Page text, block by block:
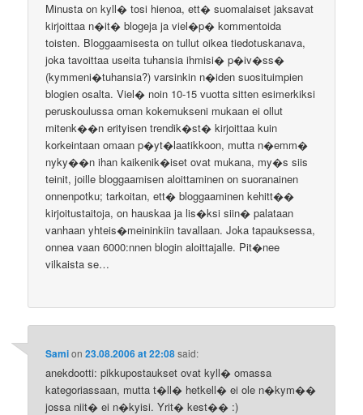
Minusta on kyll� tosi hienoa, ett� suomalaiset jaksavat
kirjoittaa n�it� blogeja ja viel�p� kommentoida
toisten. Bloggaamisesta on tullut oikea tiedotuskanava,
joka tavoittaa useita tuhansia ihmisi� p�iv�ss�
(kymmeni�tuhansia?) varsinkin n�iden suosituimpien
blogien osalta. Viel� noin 10-15 vuotta sitten esimerkiksi
peruskoulussa oman kokemukseni mukaan ei ollut
mitenk��n erityisen trendik�st� kirjoittaa kuin
korkeintaan omaan p�yt�laatikkoon, mutta n�emm�
nyky��n ihan kaikenik�iset ovat mukana, my�s siis
teinit, joille bloggaamisen aloittaminen on suoranainen
onnenpotku; tarkoitan, ett� bloggaaminen kehitt��
kirjoitustaitoja, on hauskaa ja lis�ksi siin� palataan
vanhaan yhteis�meininkiin tavallaan. Joka tapauksessa,
onnea vaan 6000:nnen blogin aloittajalle. Pit�nee
vilkaista se…
Samion23.08.2006 at 22:08said:
anekdootti: pikkupostaukset ovat kyll� omassa
kategoriassaan, mutta t�ll� hetkell� ei ole n�kym��
jossa niit� ei n�kyisi. Yrit� kest�� :)